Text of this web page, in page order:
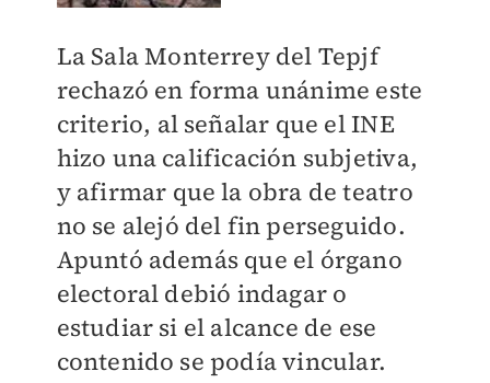
La Sala Monterrey del Tepjf
rechazó en forma unánime este
criterio, al señalar que el INE
hizo una calificación subjetiva,
y afirmar que la obra de teatro
no se alejó del fin perseguido.
Apuntó además que el órgano
electoral debió indagar o
estudiar si el alcance de ese
contenido se podía vincular.